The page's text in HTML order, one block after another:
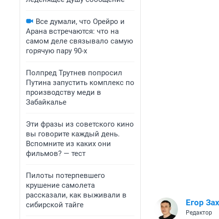
Все думали, что Орейро и
Арана встречаются: что на
самом деле связывало самую
горячую пару 90-х
Полпред Трутнев попросил
Путина запустить комплекс по
производству меди в
Забайкалье
Эти фразы из советского кино
вы говорите каждый день.
Вспомните из каких они
фильмов? — тест
Пилоты потерпевшего
крушение самолета
рассказали, как выживали в
сибирской тайге
Егор
Редактор